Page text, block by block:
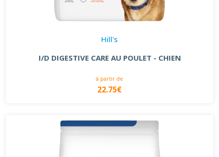
Hill's
I/D DIGESTIVE CARE AU POULET - CHIEN
à partir de
22.75€